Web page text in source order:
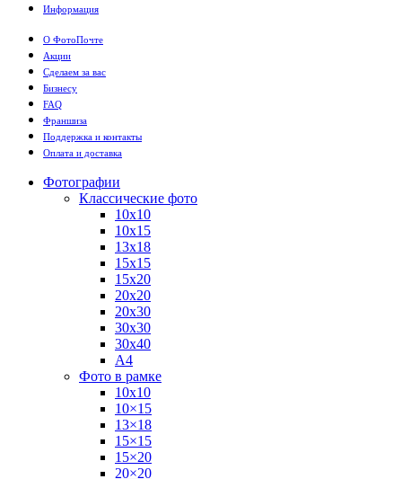
Информация
О ФотоПочте
Акции
Сделаем за вас
Бизнесу
FAQ
Франшиза
Поддержка и контакты
Оплата и доставка
Фотографии
Классические фото
10х10
10х15
13х18
15х15
15х20
20х20
20х30
30х30
30х40
А4
Фото в рамке
10х10
10×15
13×18
15×15
15×20
20×20